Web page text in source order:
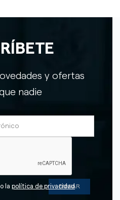
y ofertas
nadie
la política de privacidad